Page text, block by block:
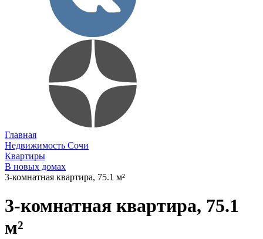
Главная
Недвижимость Сочи
Квартиры
В новых домах
3-комнатная квартира, 75.1 м²
3-комнатная квартира, 75.1
м²